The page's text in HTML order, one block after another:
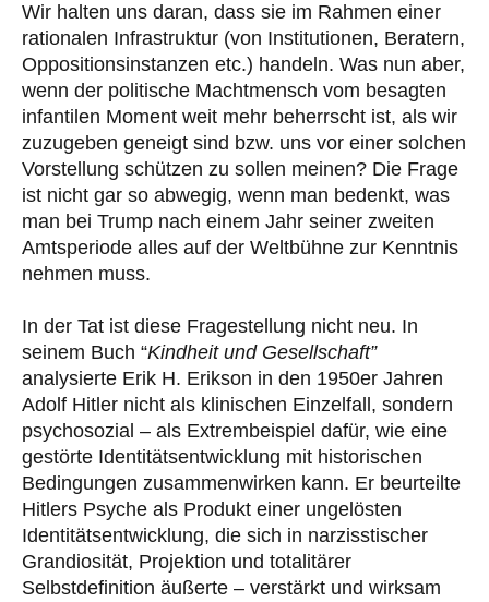
Wir halten uns daran, dass sie im Rahmen einer
rationalen Infrastruktur (von Institutionen, Beratern,
Oppositionsinstanzen etc.) handeln. Was nun aber,
wenn der politische Machtmensch vom besagten
infantilen Moment weit mehr beherrscht ist, als wir
zuzugeben geneigt sind bzw. uns vor einer solchen
Vorstellung schützen zu sollen meinen? Die Frage
ist nicht gar so abwegig, wenn man bedenkt, was
man bei Trump nach einem Jahr seiner zweiten
Amtsperiode alles auf der Weltbühne zur Kenntnis
nehmen muss.
In der Tat ist diese Fragestellung nicht neu. In
seinem Buch “Kindheit und Gesellschaft”
analysierte Erik H. Erikson in den 1950er Jahren
Adolf Hitler nicht als klinischen Einzelfall, sondern
psychosozial – als Extrembeispiel dafür, wie eine
gestörte Identitätsentwicklung mit historischen
Bedingungen zusammenwirken kann. Er beurteilte
Hitlers Psyche als Produkt einer ungelösten
Identitätsentwicklung, die sich in narzisstischer
Grandiosität, Projektion und totalitärer
Selbstdefinition äußerte – verstärkt und wirksam